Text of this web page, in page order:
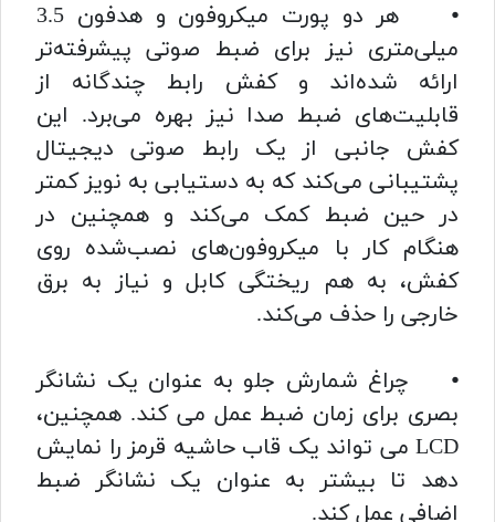
⦁ هر دو پورت میکروفون و هدفون 3.5
میلی‌متری نیز برای ضبط صوتی پیشرفته‌تر
ارائه شده‌اند و کفش رابط چندگانه از
قابلیت‌های ضبط صدا نیز بهره می‌برد. این
کفش جانبی از یک رابط صوتی دیجیتال
پشتیبانی می‌کند که به دستیابی به نویز کمتر
در حین ضبط کمک می‌کند و همچنین در
هنگام کار با میکروفون‌های نصب‌شده روی
کفش، به هم ریختگی کابل و نیاز به برق
خارجی را حذف می‌کند.
⦁ چراغ شمارش جلو به عنوان یک نشانگر
بصری برای زمان ضبط عمل می کند. همچنین،
LCD می تواند یک قاب حاشیه قرمز را نمایش
دهد تا بیشتر به عنوان یک نشانگر ضبط
اضافی عمل کند.